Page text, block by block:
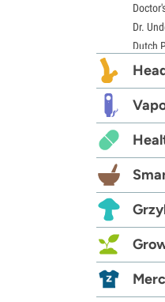
Dr.
Dutch
Elite
Exotic
Expert
French
G13
Grass-